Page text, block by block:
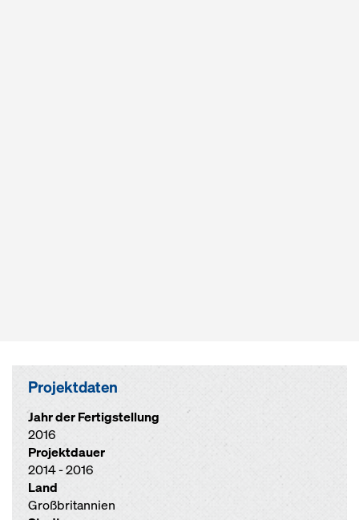
Projektdaten
Jahr der Fertigstellung
2016
Projektdauer
2014 - 2016
Land
Großbritannien